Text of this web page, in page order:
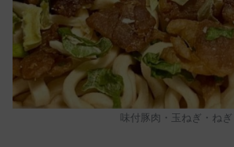
味付豚肉・玉ねぎ・ねぎ